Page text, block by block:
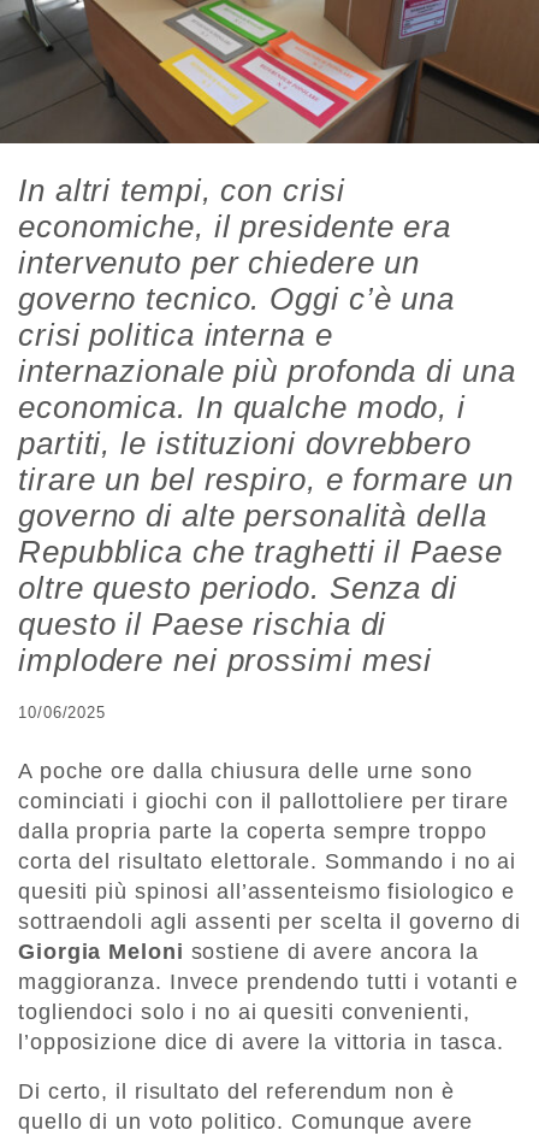
In altri tempi, con crisi
economiche, il presidente era
intervenuto per chiedere un
governo tecnico. Oggi c’è una
crisi politica interna e
internazionale più profonda di una
economica. In qualche modo, i
partiti, le istituzioni dovrebbero
tirare un bel respiro, e formare un
governo di alte personalità della
Repubblica che traghetti il Paese
oltre questo periodo. Senza di
questo il Paese rischia di
implodere nei prossimi mesi
10/06/2025
A poche ore dalla chiusura delle urne sono
cominciati i giochi con il pallottoliere per tirare
dalla propria parte la coperta sempre troppo
corta del risultato elettorale. Sommando i no ai
quesiti più spinosi all’assenteismo fisiologico e
sottraendoli agli assenti per scelta il governo di
Giorgia Meloni sostiene di avere ancora la
maggioranza. Invece prendendo tutti i votanti e
togliendoci solo i no ai quesiti convenienti,
l’opposizione dice di avere la vittoria in tasca.
Di certo, il risultato del referendum non è
quello di un voto politico. Comunque avere